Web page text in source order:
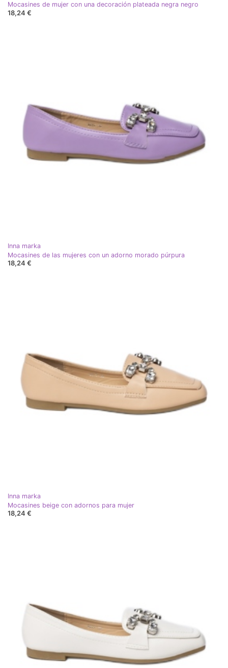
Mocasines de mujer con una decoración plateada negra negro
18,24 €
Inna marka
Mocasines de las mujeres con un adorno morado púrpura
18,24 €
Inna marka
Mocasines beige con adornos para mujer
18,24 €